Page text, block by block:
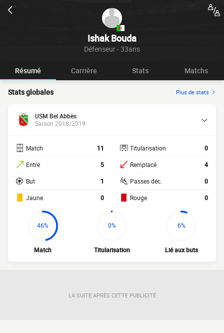
Ishak Bouda
Défenseur - 33ans
Résumé Carrière Stats Matchs
Stats globales Plus de stats
USM Bel Abbès
Saison 2018/2019
Match 11
Entré 5
But 1
Jaune 0
Titularisation 0
Remplacé 4
Passes déc. 0
Rouge 0
46%
Match
0%
Titularisation
6%
Lié aux buts
LA SUITE APRÈS CETTE PUBLICITÉ